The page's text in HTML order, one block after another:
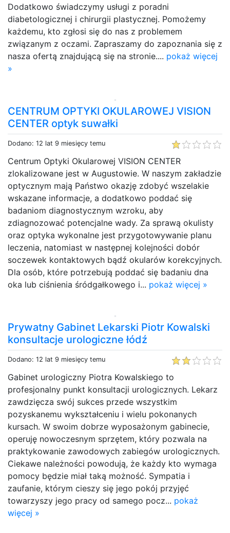
Dodatkowo świadczymy usługi z poradni
diabetologicznej i chirurgii plastycznej. Pomożemy
każdemu, kto zgłosi się do nas z problemem
związanym z oczami. Zapraszamy do zapoznania się z
nasza ofertą znajdującą się na stronie.... pokaż więcej
»
CENTRUM OPTYKI OKULAROWEJ VISION
CENTER optyk suwałki
Dodano: 12 lat 9 miesięcy temu
Centrum Optyki Okularowej VISION CENTER
zlokalizowane jest w Augustowie. W naszym zakładzie
optycznym mają Państwo okazję zdobyć wszelakie
wskazane informacje, a dodatkowo poddać się
badaniom diagnostycznym wzroku, aby
zdiagnozować potencjalne wady. Za sprawą okulisty
oraz optyka wykonalne jest przygotowywanie planu
leczenia, natomiast w następnej kolejności dobór
soczewek kontaktowych bądź okularów korekcyjnych.
Dla osób, które potrzebują poddać się badaniu dna
oka lub ciśnienia śródgałkowego i... pokaż więcej »
Prywatny Gabinet Lekarski Piotr Kowalski
konsultacje urologiczne łódź
Dodano: 12 lat 9 miesięcy temu
Gabinet urologiczny Piotra Kowalskiego to
profesjonalny punkt konsultacji urologicznych. Lekarz
zawdzięcza swój sukces przede wszystkim
pozyskanemu wykształceniu i wielu pokonanych
kursach. W swoim dobrze wyposażonym gabinecie,
operuję nowoczesnym sprzętem, który pozwala na
praktykowanie zawodowych zabiegów urologicznych.
Ciekawe należności powodują, że każdy kto wymaga
pomocy będzie miał taką możność. Sympatia i
zaufanie, którym cieszy się jego pokój przyjęć
towarzyszy jego pracy od samego pocz... pokaż
więcej »